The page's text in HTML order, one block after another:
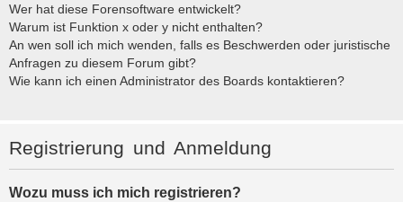
Wer hat diese Forensoftware entwickelt?
Warum ist Funktion x oder y nicht enthalten?
An wen soll ich mich wenden, falls es Beschwerden oder juristische
Anfragen zu diesem Forum gibt?
Wie kann ich einen Administrator des Boards kontaktieren?
Registrierung und Anmeldung
Wozu muss ich mich registrieren?